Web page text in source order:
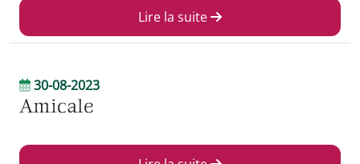
Lire la suite
30-08-2023
Amicale